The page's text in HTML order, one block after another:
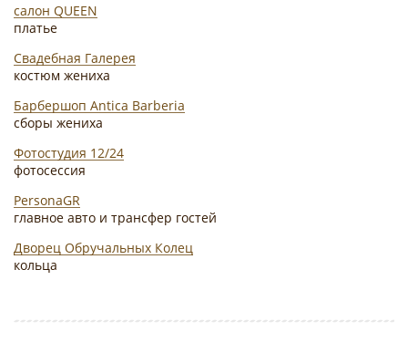
салон QUEEN
платье
Свадебная Галерея
костюм жениха
Барбершоп Antica Barberia
сборы жениха
Фотостудия 12/24
фотосессия
PersonaGR
главное авто и трансфер гостей
Дворец Обручальных Колец
кольца